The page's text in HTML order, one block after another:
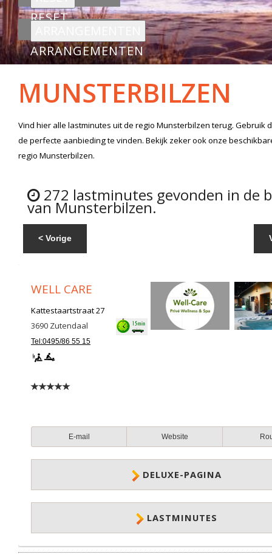
RESET
ARRANGEMENTEN
MUNSTERBILZEN
Vind hier alle lastminutes uit de regio Munsterbilzenterug. Gebruik
de perfecte aanbieding te vinden. Bekijk zeker ook onze
regio Munsterbilzen.
272 lastminutes gevonden in de
van Munsterbilzen.
< Vorige
WELL CARE
Kattestaartstraat 27
3690 Zutendaal
Tel:0495/86 55 15
E-mail Website
DELUXE-PAGINA
LASTMINUTES